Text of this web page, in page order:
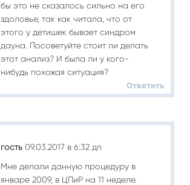
бы это не сказалось сильно на его
здоловье, так как читала, что от
этого у детишек бывает синдром
дауна. Посоветуйте стоит ли делать
этот анализ? И была ли у кого-
нибудь похожая ситуация?
Ответить
гость 09.03.2017 в 6:32 дп
Мне делали данную процедуру в
январе 2009, в ЦПиР на 11 неделе.